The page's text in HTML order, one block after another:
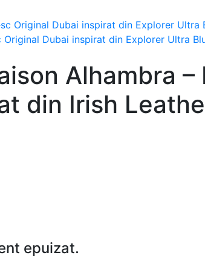
Dubai inspirat din Explorer Ultra
Alhambra
din Irish
epuizat.